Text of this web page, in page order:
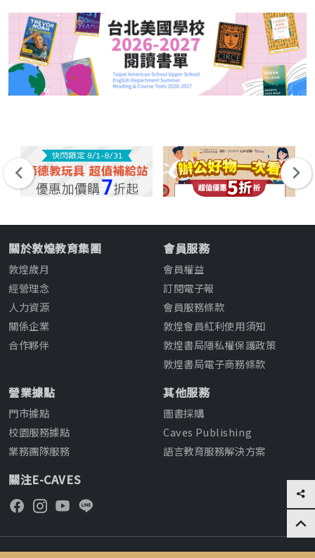
關於敦煌教育集團
敦煌歲月
經營理念
人力資源
關係企業
合作夥伴
會員服務
會員權益
訂閱電子報
會員服務條款
敦煌會員紅利使用須知
敦煌書局隱私權保護政策
敦煌書局電子商務條款
營業據點
門市據點
校園服務據點
業務團隊服務
其他服務
圖書採購
Caves Publishing
語言教育服務解決方案
關注E-CAVES